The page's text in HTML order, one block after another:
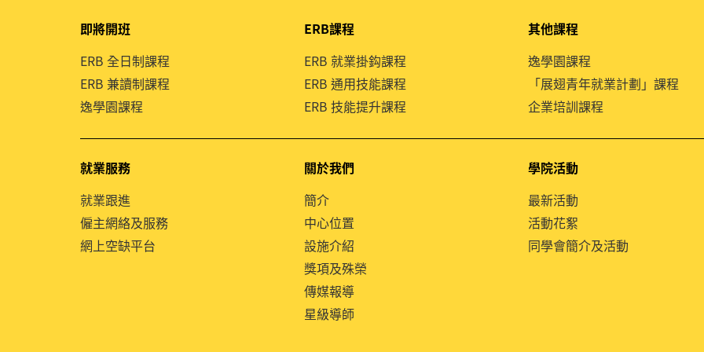
即將開班
ERB 全日制課程
ERB 兼讀制課程
逸學園課程
ERB課程
ERB 就業掛鈎課程
ERB 通用技能課程
ERB 技能提升課程
其他課程
逸學園課程
「展翅青年就業計劃」課程
企業培訓課程
就業服務
就業跟進
僱主網絡及服務
網上空缺平台
關於我們
簡介
中心位置
設施介紹
獎項及殊榮
傳媒報導
星級導師
學院活動
最新活動
活動花絮
同學會簡介及活動